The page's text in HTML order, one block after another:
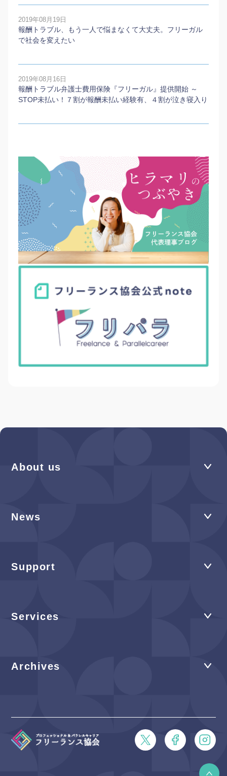
2019年08月19日
報酬トラブル、もう一人で悩まなくて大丈夫。フリーガル
で社会を変えたい
2019年08月16日
報酬トラブル弁護士費用保険『フリーガル』提供開始 ～
STOP未払い！７割が報酬未払い経験有、４割が泣き寝入り
About us
News
Support
Services
Archives